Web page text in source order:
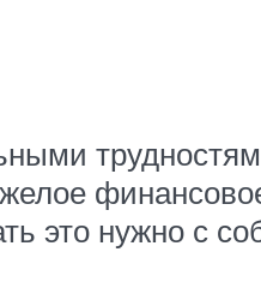
это нужно с